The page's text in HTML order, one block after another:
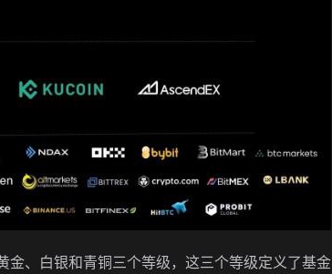
金、白银和青铜三个等级，这三个等级定义了基金